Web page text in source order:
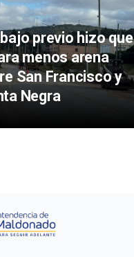
previo hizo que
menos arena
San Francisco y
Negra